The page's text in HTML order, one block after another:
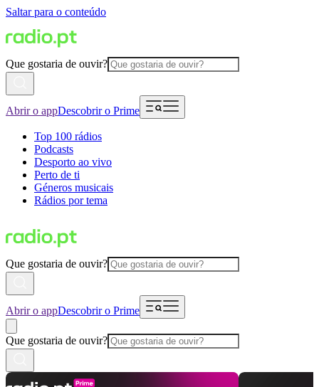
Saltar para o conteúdo
Que gostaria de ouvir?
Abrir o appDescobrir o Prime
Top 100 rádios
Podcasts
Desporto ao vivo
Perto de ti
Géneros musicais
Rádios por tema
Que gostaria de ouvir?
Abrir o appDescobrir o Prime
Que gostaria de ouvir?